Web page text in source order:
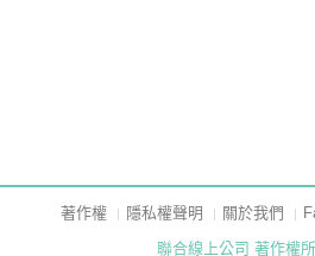
著作權 隱私權聲明 關於我們
聯合線上公司 著作權